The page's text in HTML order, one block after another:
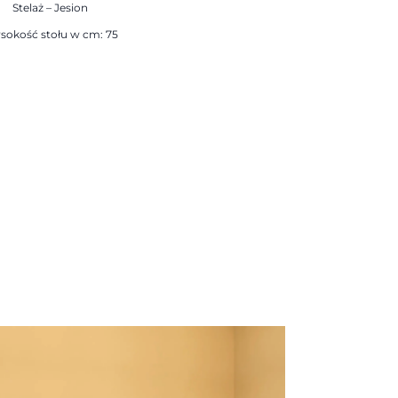
Stelaż – Jesion
stołu w cm: 75